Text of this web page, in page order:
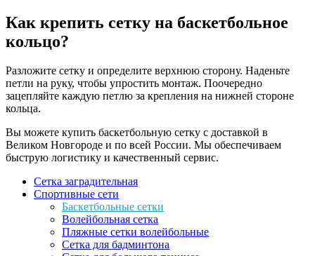
Как крепить сетку на баскетбольное
кольцо?
Разложите сетку и определите верхнюю сторону. Наденьте
петли на руку, чтобы упростить монтаж. Поочередно
зацепляйте каждую петлю за крепления на нижней стороне
кольца.
Вы можете купить баскетбольную сетку с доставкой в
Великом Новгороде и по всей России. Мы обеспечиваем
быструю логистику и качественный сервис.
Сетка заградительная
Спортивные сети
Баскетбольные сетки
Волейбольная сетка
Пляжные сетки волейбольные
Сетка для бадминтона